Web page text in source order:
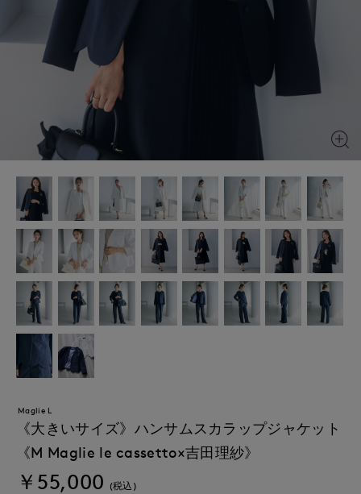
Maglie L
《大きいサイズ》ハンサムスカラップジャケット
《M Maglie le cassetto×吉田理紗》
￥55,000 (税込)